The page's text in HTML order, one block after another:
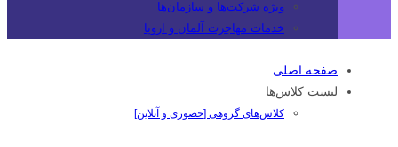
ویژه شرکت‌ها و سازمان‌ها
خدمات مهاجرت آلمان و اروپا
صفحه اصلی
لیست کلاس‌ها
کلاس‌های گروهی [حضوری و آنلاین]